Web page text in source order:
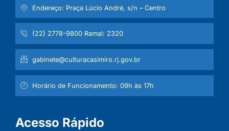
Endereço: Praça Lúcio André, s/n – Centro
(22) 2778-9800 Ramal: 2320
gabinete@culturacasimiro.rj.gov.br
Horário de Funcionamento: 09h às 17h
Acesso Rápido